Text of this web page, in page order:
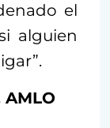
el
alguien